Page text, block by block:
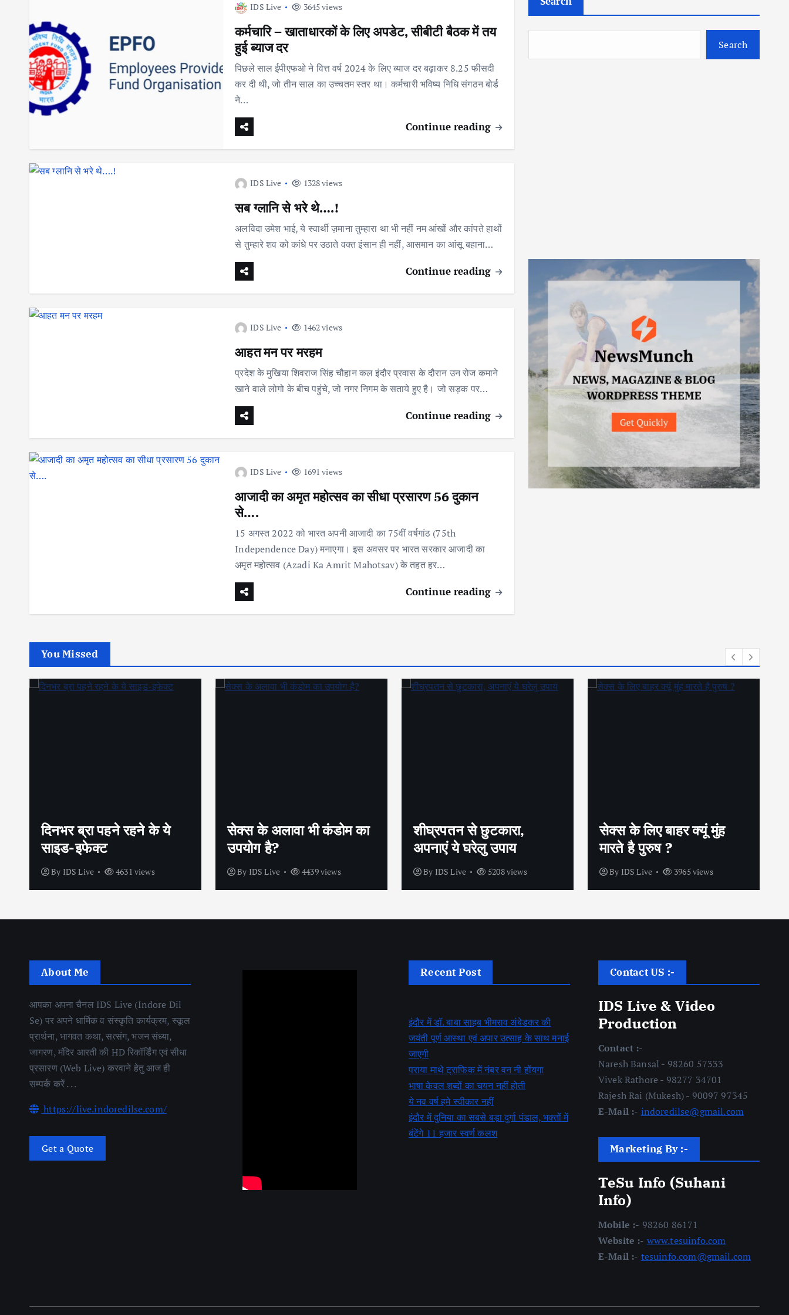
IDS Live 3645 views
कर्मचारि – खाताधारकों के लिए अपडेट, सीबीटी बैठक में तय
हुई ब्याज दर
पिछले साल ईपीएफओ ने वित्त वर्ष 2024 के लिए ब्याज दर बढ़ाकर 8.25 फीसदी
कर दी थी, जो तीन साल का उच्चतम स्तर था। कर्मचारी भविष्य निधि संगठन बोर्ड
ने…
Continue reading
IDS Live 1328 views
सब ग्लानि से भरे थे….!
अलविदा उमेश भाई, ये स्वार्थी ज़माना तुम्हारा था भी नहीं नम आंखों और कांपते हाथों
से तुम्हारे शव को कांधे पर उठाते वक्त इंसान ही नहीं, आसमान का आंसू बहाना…
Continue reading
IDS Live 1462 views
आहत मन पर मरहम
प्रदेश के मुखिया शिवराज सिंह चौहान कल इंदौर प्रवास के दौरान उन रोज कमाने
खाने वाले लोगो के बीच पहुंचे, जो नगर निगम के सताये हुए है। जो सड़क पर…
Continue reading
IDS Live 1691 views
आजादी का अमृत महोत्सव का सीधा प्रसारण 56 दुकान
से….
15 अगस्त 2022 को भारत अपनी आजादी का 75वीं वर्षगांठ (75th
Independence Day) मनाएगा। इस अवसर पर भारत सरकार आजादी का
अमृत महोत्सव (Azadi Ka Amrit Mahotsav) के तहत हर…
Continue reading
Search
You Missed
सेक्स के अलावा भी कंडोम का
उपयोग है?
By IDS Live 4439 views
शीघ्रपतन से छुटकारा,
अपनाएं ये घरेलु उपाय
By IDS Live 5208 views
सेक्स के लिए बाहर क्यूं मुंह
मारते है पुरुष ?
By IDS Live 3965 views
कैसे बचें अनचाही प्रेग्नेंसी से
?
By IDS Live 4200 views
About Me
आपका अपना चैनल IDS Live (Indore Dil
Se) पर अपने धार्मिक व संस्कृति कार्यक्रम, स्कूल
प्रार्थना, भागवत कथा, सत्संग, भजन संध्या,
जागरण, मंदिर आरती की HD रिकॉर्डिंग एवं सीधा
प्रसारण (Web Live) करवाने हेतु आज ही
सम्पर्क करें . . .
https://live.indoredilse.com/
Get a Quote
Recent Post
इंदौर में डॉ. बाबा साहब भीमराव अंबेडकर की
जयंती पूर्ण आस्था एवं अपार उत्साह के साथ मनाई
जाएगी
पराया माथे ट्राफिक में नंबर वन नी होंयगा
भाषा केवल शब्दों का चयन नहीं होती
ये नव वर्ष हमे स्वीकार नहीं
इंदौर में दुनिया का सबसे बड़ा दुर्गा पंडाल, भक्तों में
बंटेंगे 11 हजार स्वर्ण कलश
Contact US :-
IDS Live & Video
Production
Contact :-
Naresh Bansal - 98260 57333
Vivek Rathore - 98277 34701
Rajesh Rai (Mukesh) - 90097 97345
E-Mail :- indoredilse@gmail.com
Marketing By :-
TeSu Info (Suhani
Info)
Mobile :- 98260 86171
Website :- www.tesuinfo.com
E-Mail :- tesuinfo.com@gmail.com